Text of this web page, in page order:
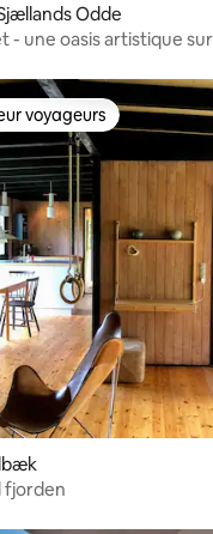
Odde
- une oasis artistique
voyageurs
voyageurs
fjorden